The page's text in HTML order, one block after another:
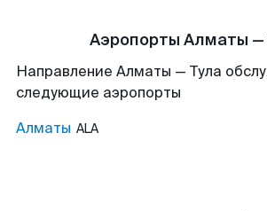
Аэропорты Алматы —
Направление Алматы — Тула
следующие аэропорты
Алматы ALA